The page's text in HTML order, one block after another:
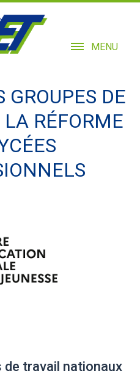
MENU
GROUPES DE
RÉFORME
travail nationaux